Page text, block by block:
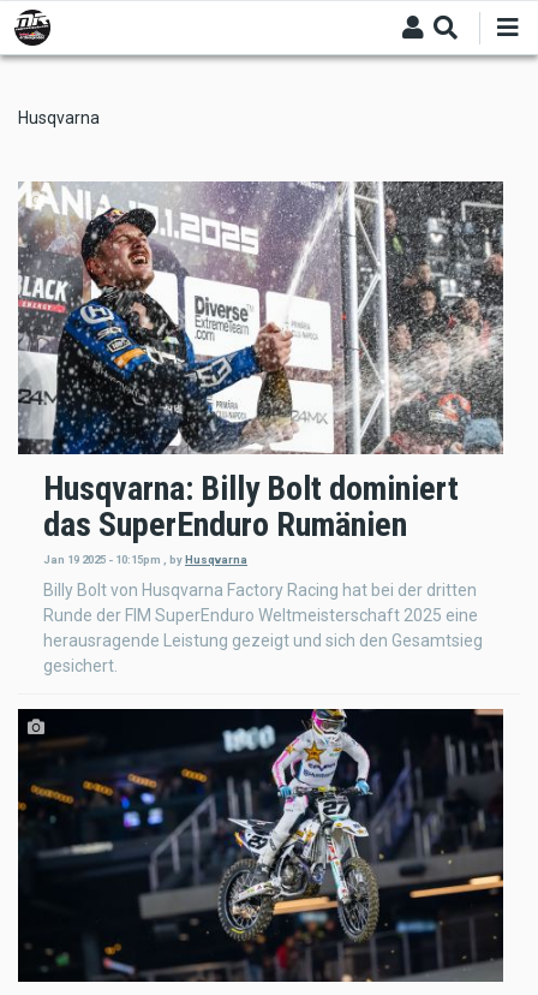
Skip
to
main
Husqvarna
Husqvarna: Billy Bolt dominiert
das SuperEnduro Rumänien
Jan 19 2025 - 10:15pm , by Husqvarna
Billy Bolt von Husqvarna Factory Racing hat bei der dritten
Runde der FIM SuperEnduro Weltmeisterschaft 2025 eine
herausragende Leistung gezeigt und sich den Gesamtsieg
gesichert.